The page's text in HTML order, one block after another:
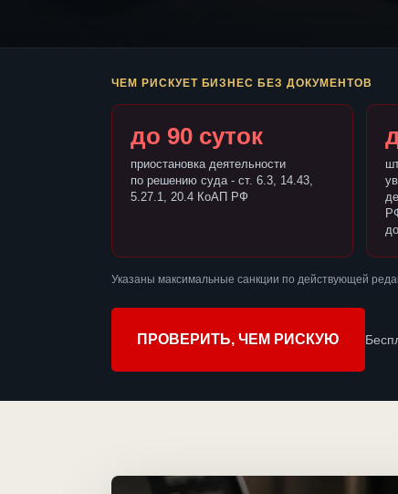
ЧЕМ РИСКУЕТ БИЗНЕС БЕЗ ДОКУМЕНТОВ
до 90 суток
приостановка деятельности
по решению суда - ст. 6.3, 14.43,
5.27.1, 20.4 КоАП РФ
Указаны максимальные санкции по действующей
ПРОВЕРИТЬ, ЧЕМ РИСКУЮ